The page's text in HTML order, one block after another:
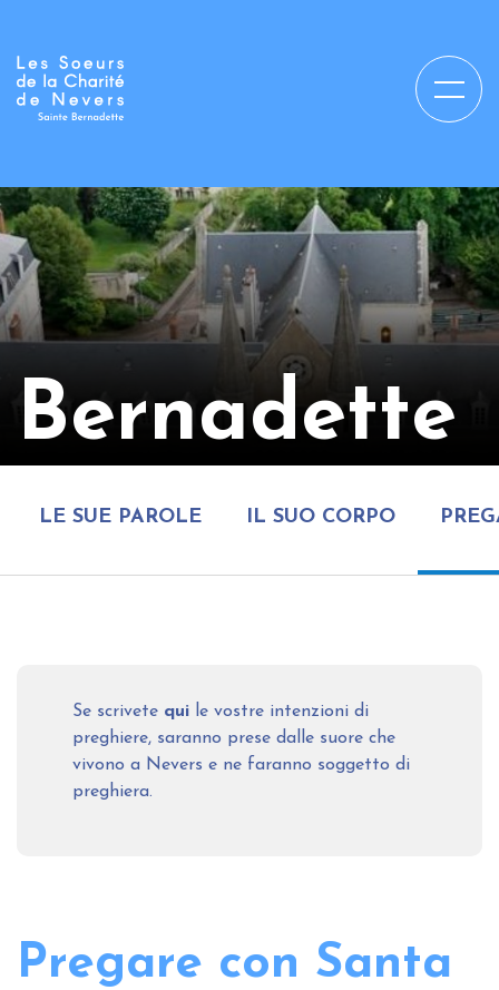
Bernadette
LE SUE PAROLE IL SUO CORPO
Pregare con Santa
Se scrivete qui le vostre intenzioni di
preghiere, saranno prese dalle suore che
vivono a Nevers e ne faranno soggetto di
preghiera.